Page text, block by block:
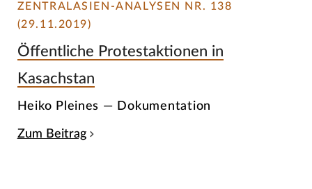
ZENTRALASIEN-ANALYSEN NR. 138
(29.11.2019)
Öffentliche Protestaktionen in
Kasachstan
Heiko Pleines — Dokumentation
Zum Beitrag